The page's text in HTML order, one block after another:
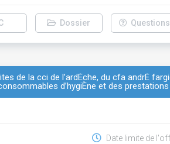
Dossier Questions
de la cci de l’ardÈche, du cfa andrÉ
d’hygiÈne et des
Date limite de